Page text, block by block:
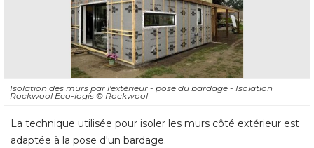
Isolation des murs par l'extérieur - pose du bardage - Isolation
Rockwool Eco-logis © Rockwool
La technique utilisée pour isoler les murs côté extérieur est
adaptée à la pose d'un bardage.